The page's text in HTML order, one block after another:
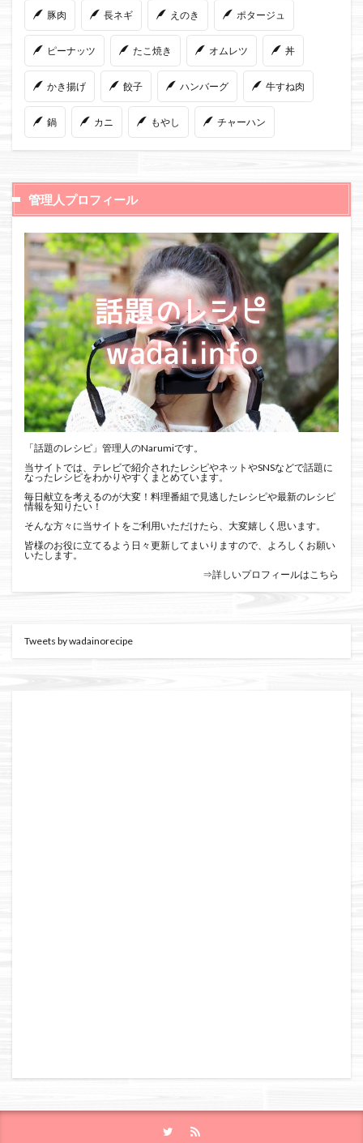
豚肉 長ネギ えのき ポタージュ
ピーナッツ たこ焼き オムレツ 丼
かき揚げ 餃子 ハンバーグ 牛すね肉
鍋 カニ もやし チャーハン
管理人プロフィール
「話題のレシピ」管理人のNarumiです。
当サイトでは、テレビで紹介されたレシピやネットやSNSなどで話題に
なったレシピをわかりやすくまとめています。
毎日献立を考えるのが大変！料理番組で見逃したレシピや最新のレシピ
情報を知りたい！
そんな方々に当サイトをご利用いただけたら、大変嬉しく思います。
皆様のお役に立てるよう日々更新してまいりますので、よろしくお願い
いたします。
⇒詳しいプロフィールはこちら
Tweets by wadainorecipe